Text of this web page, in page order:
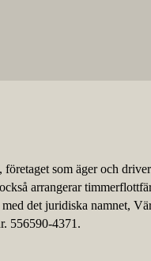
som äger och
arrangerar
det juridiska namnet,
556590-4371.